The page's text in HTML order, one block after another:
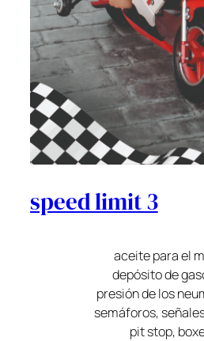
speed limit 3
aceite para el
depósito de
presión de los
semáforos,
pit stop,